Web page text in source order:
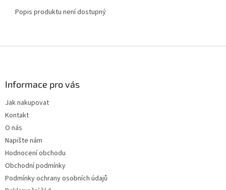
Popis produktu není dostupný
Informace pro vás
Jak nakupovat
Kontakt
O nás
Napište nám
Hodnocení obchodu
Obchodní podmínky
Podmínky ochrany osobních údajů